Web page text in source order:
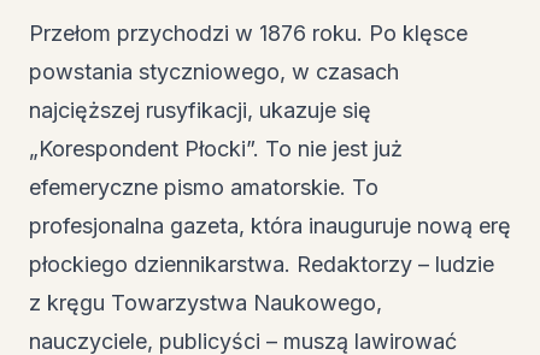
Przełom przychodzi w 1876 roku. Po klęsce
powstania styczniowego, w czasach
najcięższej rusyfikacji, ukazuje się
„Korespondent Płocki”. To nie jest już
efemeryczne pismo amatorskie. To
profesjonalna gazeta, która inauguruje nową erę
płockiego dziennikarstwa. Redaktorzy – ludzie
z kręgu Towarzystwa Naukowego,
nauczyciele, publicyści – muszą lawirować